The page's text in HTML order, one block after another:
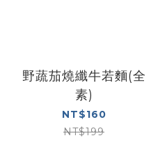
野蔬茄燒纖牛若麵(全
素)
NT$160
NT$199